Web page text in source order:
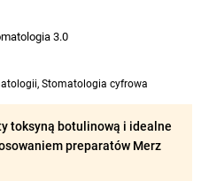
3.0
Stomatologia cyfrowa
toksyną botulinową i idealne
preparatów Merz